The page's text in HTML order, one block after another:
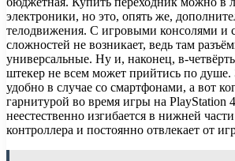
электроники, но это, опять же,
телодвижения. С игровыми консолями и
сложностей не возникает, ведь там
универсальные. Ну и, наконец, в-
штекер не всем может прийтись по душе.
удобно в случае со смартфонами, а вот
гарнитурой во время игры на PlayStation
неестественно изгибается в нижней
контроллера и постоянно отвлекает от